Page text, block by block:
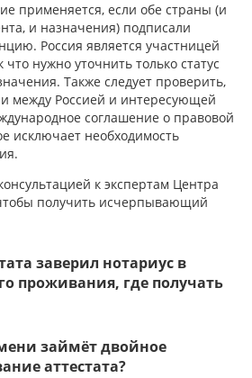
применяется, если обе страны (и
и назначения) подписали
Россия является участницей
что нужно уточнить только статус
Также следует проверить,
между Россией и интересующей
соглашение о правовой
исключает необходимость
к экспертам Центра
получить исчерпывающий
заверил нотариус в
проживания, где получать
займёт двойное
аттестата?